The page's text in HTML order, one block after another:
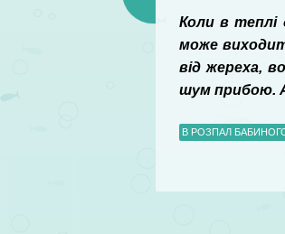
Коли в теплі
може
від жереха,
шум прибою.
В РОЗПАЛ